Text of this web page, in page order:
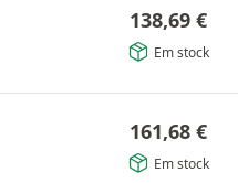
138,69 €
Em stock
161,68 €
Em stock